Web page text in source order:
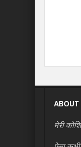
ABOUT
मेरी